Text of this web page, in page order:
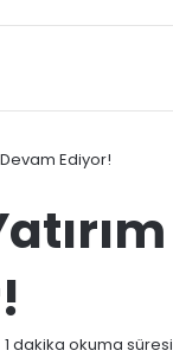
Ediyor!
1 dakika okuma süresi